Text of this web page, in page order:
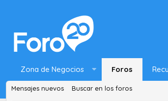
Zona de Negocios Foros
Mensajes nuevos Buscar en los foros